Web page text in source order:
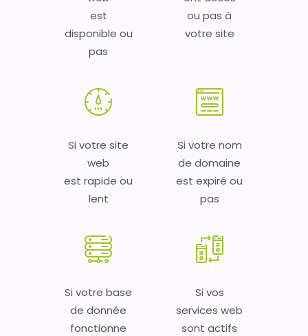
est
disponible ou
pas
ou pas à
votre site
Si votre site
web
est rapide ou
lent
Si votre nom
de domaine
est expiré ou
pas
Si votre base
de donnée
fonctionne
Si vos
services web
sont actifs